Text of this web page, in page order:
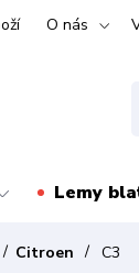
O nás
Lemy
Citroen C3